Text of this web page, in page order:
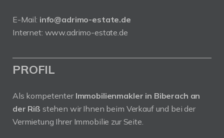
E-Mail: info@adrimo-estate.de
Internet: www.adrimo-estate.de
PROFIL
Als kompetenter Immobilienmakler in Biberach an
der Riß stehen wir Ihnen beim Verkauf und bei der
Vermietung Ihrer Immobilie zur Seite.